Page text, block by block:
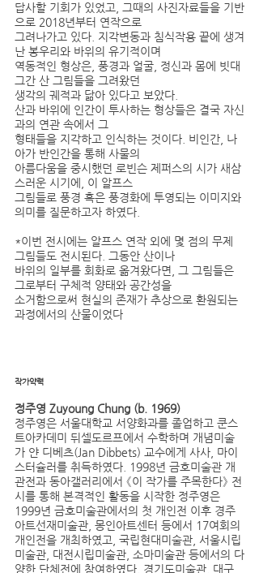
답사할 기회가 있었고, 그때의 사진자료들을 기반
으로 2018년부터 연작으로
그려나가고 있다. 지각변동과 침식작용 끝에 생겨
난 봉우리와 바위의 유기적이며
역동적인 형상은, 풍경과 얼굴, 정신과 몸에 빗대
그간 산 그림들을 그려왔던
생각의 궤적과 닮아 있다고 보았다.
산과 바위에 인간이 투사하는 형상들은 결국 자신
과의 연관 속에서 그
형태들을 지각하고 인식하는 것이다. 비인간, 나
아가 반인간을 통해 사물의
아름다움을 중시했던 로빈슨 제퍼스의 시가 새삼
스러운 시기에, 이 알프스
그림들로 풍경 혹은 풍경화에 투영되는 이미지와
의미를 질문하고자 하였다.
*이번 전시에는 알프스 연작 외에 몇 점의 무제
그림들도 전시된다. 그동안 산이나
바위의 일부를 회화로 옮겨왔다면, 그 그림들은
그로부터 구체적 양태와 공간성을
소거함으로써 현실의 존재가 추상으로 환원되는
과정에서의 산물이었다
작가약력
정주영 Zuyoung Chung (b. 1969)
정주영은 서울대학교 서양화과를 졸업하고 쿤스
트아카데미 뒤셀도르프에서 수학하며 개념미술
가 얀 디베츠(Jan Dibbets) 교수에게 사사, 마이
스터슐러를 취득하였다. 1998년 금호미술관 개
관전과 동아갤러리에서 《이 작가를 주목한다》 전
시를 통해 본격적인 활동을 시작한 정주영은
1999년 금호미술관에서의 첫 개인전 이후 경주
아트선재미술관, 몽인아트센터 등에서 17여회의
개인전을 개최하였고, 국립현대미술관, 서울시립
미술관, 대전시립미술관, 소마미술관 등에서의 다
양한 단체전에 참여하였다. 경기도미술관, 대구